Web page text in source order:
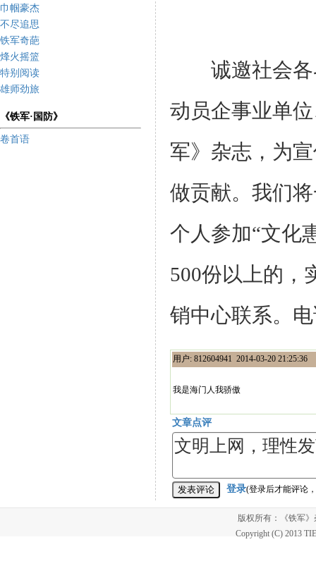
巾帼豪杰
不尽追思
铁军奇葩
烽火摇篮
特别阅读
雄师劲旅
《铁军·国防》
卷首语
诚邀社会各
动员企事业单
军》杂志，为
做贡献。我们
个人参加“文化
500份以上的，
销中心联系。
用户: 812604941 2014-03-20 21:25:36
我是海门人我骄傲
文章点评
登录(登录后才能评论
版权所有：《铁军
Copyright (C) 2013